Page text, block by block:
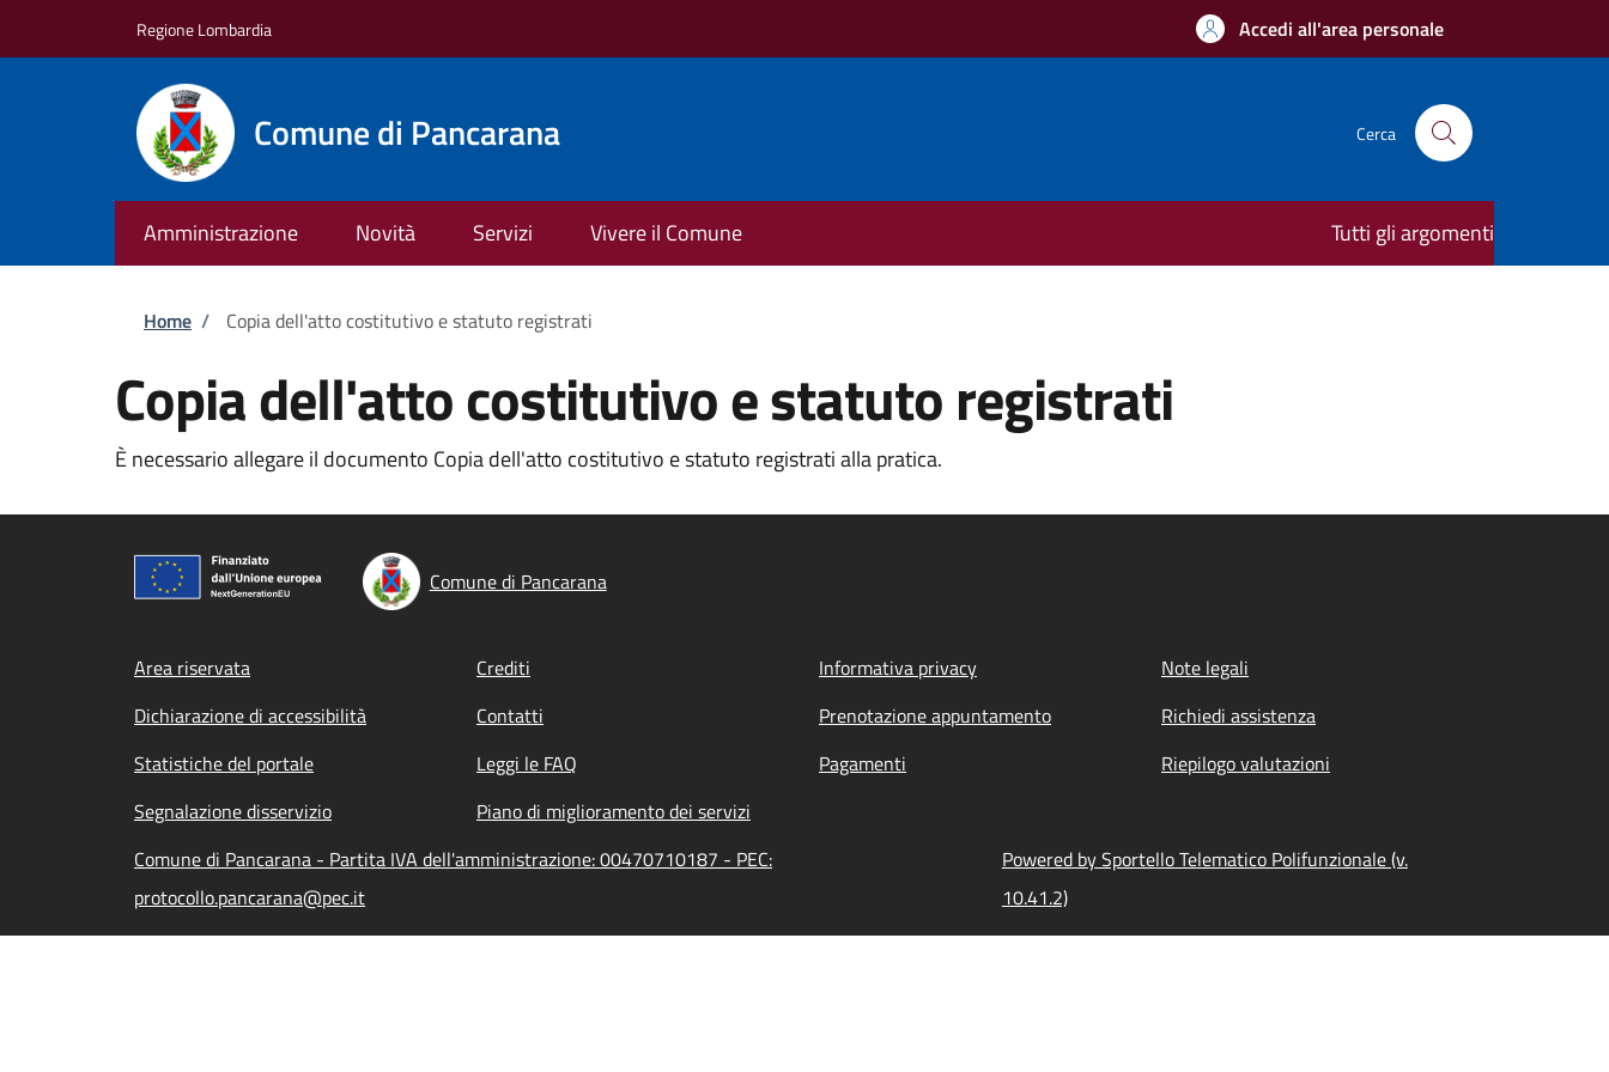
Regione Lombardia Accedi all'area personale
Comune di Pancarana Cerca
Amministrazione Novità Servizi Vivere il Comune Tutti gli argomenti
Briciole di pane
Home / Copia dell'atto costitutivo e statuto registrati
Copia dell'atto costitutivo e statuto registrati
È necessario allegare il documento Copia dell'atto costitutivo e statuto registrati alla pratica.
Comune di Pancarana
Footer menu
Area riservata Crediti Informativa privacy
Note legali
Dichiarazione di accessibilità
Contatti Prenotazione appuntamento
Richiedi assistenza
Statistiche del portale
Leggi le FAQ Pagamenti
Riepilogo valutazioni
Segnalazione disservizio
Piano di miglioramento dei servizi
Comune di Pancarana - Partita IVA dell'amministrazione: 00470710187 - PEC:
protocollo.pancarana@pec.it
Powered by Sportello Telematico Polifunzionale (v.
10.41.2)